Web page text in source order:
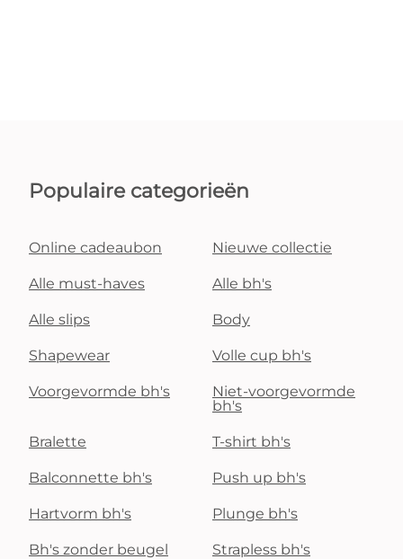
Populaire categorieën
Online cadeaubon Nieuwe collectie
Alle must-haves Alle bh's
Alle slips Body
Shapewear Volle cup bh's
Voorgevormde bh's
Niet-voorgevormde
bh's
Bralette T-shirt bh's
Balconnette bh's Push up bh's
Hartvorm bh's Plunge bh's
Bh's zonder beugel Strapless bh's